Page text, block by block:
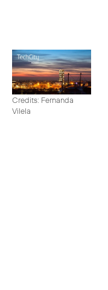
Credits: Fernanda
Vilela